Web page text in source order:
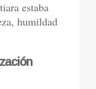
estaba
humildad